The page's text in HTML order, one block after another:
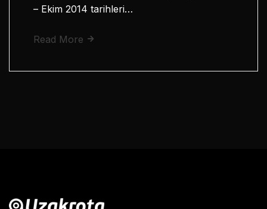
– Ekim 2014 tarihleri…
Read More